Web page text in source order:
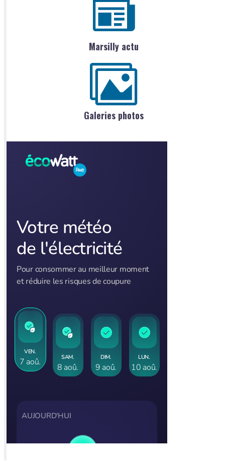
Marsilly actu
Galeries photos